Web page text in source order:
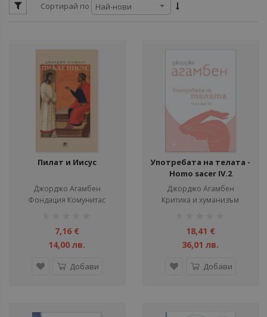
Сортирай по
Пилат и Иисус
Джорджо Агамбен
Фондация Комунитас
7,16 €
14,00 лв.
Добави
Употребата на телата -
Homo sacer IV.2
Джорджо Агамбен
Критика и хуманизъм
18,41 €
36,01 лв.
Добави